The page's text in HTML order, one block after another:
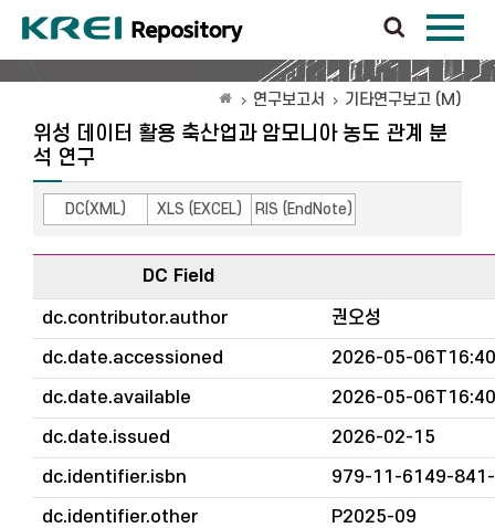
연구보고서 기타연구보고 (M)
위성 데이터 활용 축산업과 암모니아 농도 관계 분
석 연구
DC(XML) XLS (EXCEL) RIS (EndNote)
DC Field
dc.contributor.author
권오성
dc.date.accessioned
2026-05-
dc.date.available
2026-05-
dc.date.issued
2026-02-15
dc.identifier.isbn
979-11-6149-
dc.identifier.other
P2025-09